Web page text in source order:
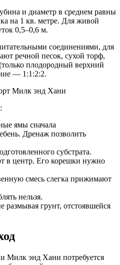
и диаметр в среднем равны
на 1 кв. метре. Для живой
0,5–0,6 м.
соединениями, для
речной песок, сухой торф,
плодородный верхний
— 1:1:2:2.
ямы сначала
Дренаж позволить
субстрата.
в центр. Его корешки нужно
смесь слегка прижимают
нельзя.
размывая грунт, отстоявшейся
Милк энд Хани потребуется